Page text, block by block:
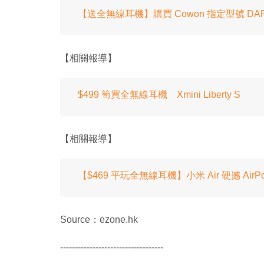
【送全無線耳機】購買 Cowon 指定型號
【相關報導】
$499 筍買全無線耳機 Xmini Liberty S
【相關報導】
【$469 平玩全無線耳機】小米 Air 硬撼
Source：ezone.hk
-----------------------------------